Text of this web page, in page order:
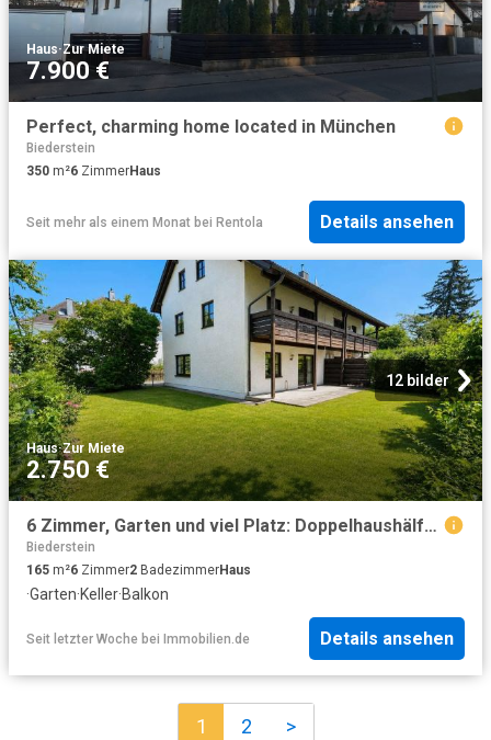
Haus·Zur Miete
7.900 €
Perfect, charming home located in München
Biederstein
350 m²6 ZimmerHaus
Seit mehr als einem Monat bei Rentola Details ansehen
12 bilder
Haus·Zur Miete
2.750 €
6 Zimmer, Garten und viel Platz: Doppelhaushälfte in München Feldmoching
Biederstein
165 m²6 Zimmer2 BadezimmerHaus
·Garten·Keller·Balkon
Seit letzter Woche bei Immobilien.de Details ansehen
1 2 >